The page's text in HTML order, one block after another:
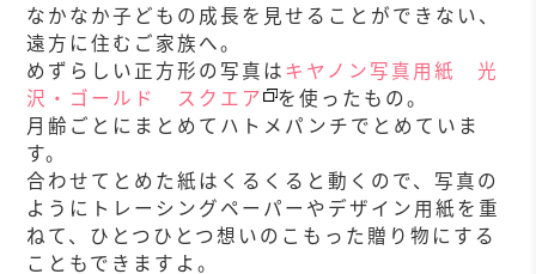
なかなか子どもの成長を見せることができない、
遠方に住むご家族へ。
めずらしい正方形の写真はキヤノン写真用紙 光
沢・ゴールド スクエア を使ったもの。
月齢ごとにまとめてハトメパンチでとめていま
す。
合わせてとめた紙はくるくると動くので、写真の
ようにトレーシングペーパーやデザイン用紙を重
ねて、ひとつひとつ想いのこもった贈り物にする
こともできますよ。